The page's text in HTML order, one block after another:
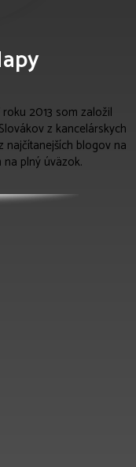
2013 som založil
z kancelárskych
najčítanejších blogov na
plný úväzok.